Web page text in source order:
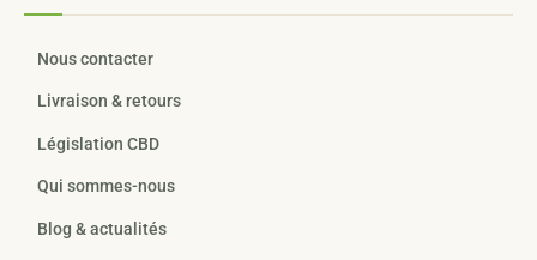
Nous contacter
Livraison & retours
Législation CBD
Qui sommes-nous
Blog & actualités